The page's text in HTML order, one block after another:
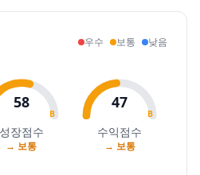
우수 보통 낮음
58
B
성장점수
→ 보통
47
B
수익점수
→ 보통